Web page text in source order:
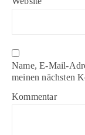
Name, E-Mail-
meinen nächsten
Kommentar